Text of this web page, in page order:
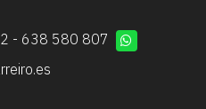
- 638 580 807